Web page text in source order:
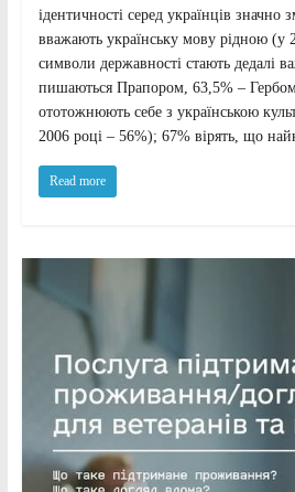
ідентичності серед українців значно
вважають українську мову рідною (у
символи державності стають дедалі
пишаються Прапором, 63,5% –
ототожнюють себе з українською
2006 році – 56%); 67% вірять, що
Read more